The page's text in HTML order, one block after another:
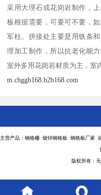
采用大理石或花岗岩制作，
板根据需要，可要可不要，
军柱。拼接处主要是用铁条
理加工制作，所以抗老化能
室外多用花岗岩材质为主，室
m.chggb168.b2b168.com
主营产品：钢格栅 镀锌钢格板 钢格板厂家
版权所有：